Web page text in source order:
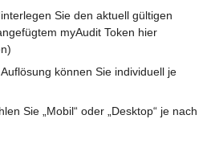
Sie den aktuell gültigen
myAudit Token hier
können Sie individuell je
Sie „Mobil“ oder „Desktop“ je nach